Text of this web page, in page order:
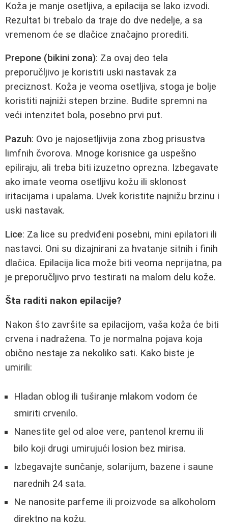
Koža je manje osetljiva, a epilacija se lako izvodi.
Rezultat bi trebalo da traje do dve nedelje, a sa
vremenom će se dlačice značajno prorediti.
Prepone (bikini zona): Za ovaj deo tela
preporučljivo je koristiti uski nastavak za
preciznost. Koža je veoma osetljiva, stoga je bolje
koristiti najniži stepen brzine. Budite spremni na
veći intenzitet bola, posebno prvi put.
Pazuh: Ovo je najosetljivija zona zbog prisustva
limfnih čvorova. Mnoge korisnice ga uspešno
epiliraju, ali treba biti izuzetno oprezna. Izbegavate
ako imate veoma osetljivu kožu ili sklonost
iritacijama i upalama. Uvek koristite najnižu brzinu i
uski nastavak.
Lice: Za lice su predviđeni posebni, mini epilatori ili
nastavci. Oni su dizajnirani za hvatanje sitnih i finih
dlačica. Epilacija lica može biti veoma neprijatna, pa
je preporučljivo prvo testirati na malom delu kože.
Šta raditi nakon epilacije?
Nakon što završite sa epilacijom, vaša koža će biti
crvena i nadražena. To je normalna pojava koja
obično nestaje za nekoliko sati. Kako biste je
umirili:
Hladan oblog ili tuširanje mlakom vodom će
smiriti crvenilo.
Nanestite gel od aloe vere, pantenol kremu ili
bilo koji drugi umirujući losion bez mirisa.
Izbegavajte sunčanje, solarijum, bazene i saune
narednih 24 sata.
Ne nanosite parfeme ili proizvode sa alkoholom
direktno na kožu.